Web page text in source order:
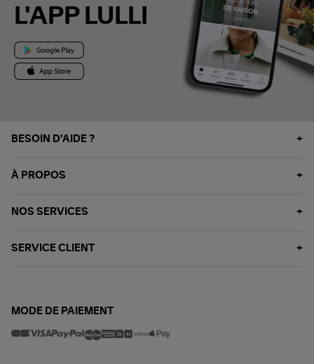
L'APP LULLI
BESOIN D'AIDE ?
À PROPOS
NOS SERVICES
SERVICE CLIENT
MODE DE PAIEMENT